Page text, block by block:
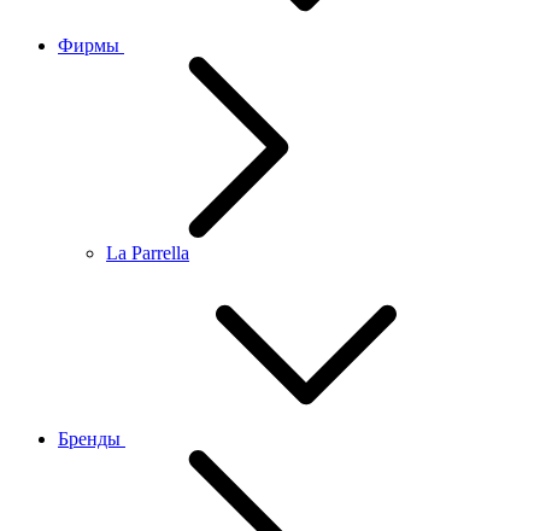
Фирмы
La Parrella
Бренды